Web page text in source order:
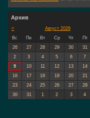
Архив
<
Август 2026
Вс
Пн Вт Ср Чт Пт
26
27 28 29 30 31
2
3 4 5 6 7
9
10 11 12 13 14
16
17 18 19 20 21
23
24 25 26 27 28
30
31 1 2 3 4